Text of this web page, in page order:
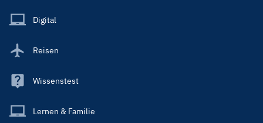
Main
Digital
Reisen
Wissenstest
Lernen & Familie